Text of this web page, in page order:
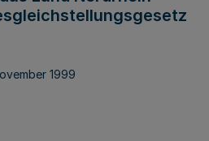
1999